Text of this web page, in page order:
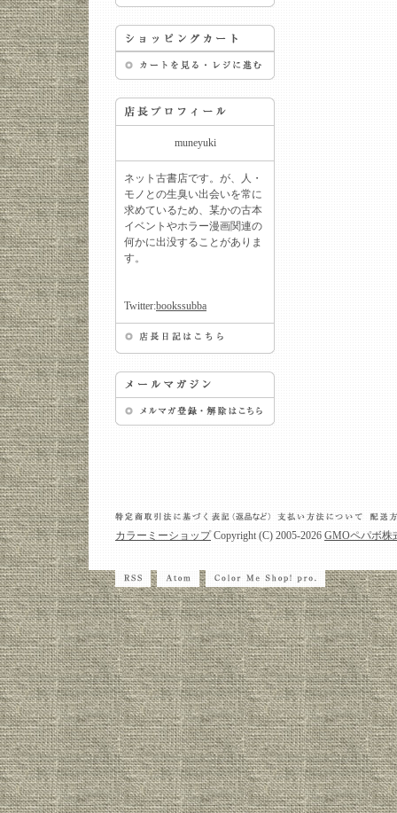
muneyuki
ネット古書店です。が、人・
モノとの生臭い出会いを常に
求めているため、某かの古本
イベントやホラー漫画関連の
何かに出没することがありま
す。
Twitter:bookssubba
カラーミーショップCopyright (C) 2005-2026 GMOペパボ株